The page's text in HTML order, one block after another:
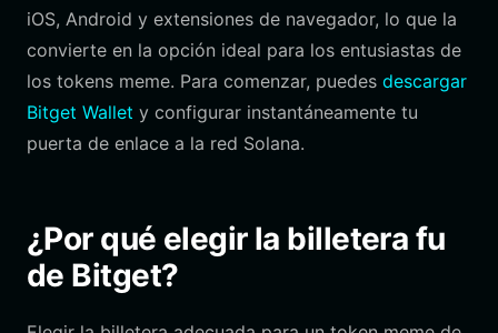
iOS, Android y extensiones de navegador, lo que la
convierte en la opción ideal para los entusiastas de
los tokens meme. Para comenzar, puedes descargar
Bitget Wallet y configurar instantáneamente tu
puerta de enlace a la red Solana.
¿Por qué elegir la billetera fu
de Bitget?